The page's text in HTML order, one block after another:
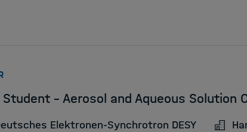
Student – Aerosol and Aqueous Solution
Elektronen-Synchrotron DESY